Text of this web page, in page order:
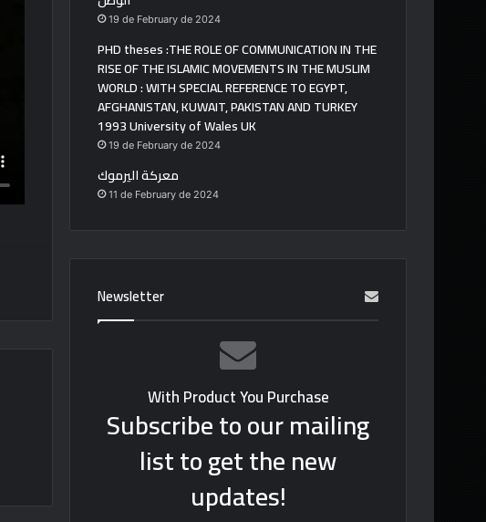
19 de February de 2024
PHD theses :THE ROLE OF COMMUNICATION IN THE
RISE OF THE ISLAMIC MOVEMENTS IN THE MUSLIM
WORLD : WITH SPECIAL REFERENCE TO EGYPT,
AFGHANISTAN, KUWAIT, PAKISTAN AND TURKEY
1993 University of Wales UK
19 de February de 2024
معركة اليرموك
11 de February de 2024
Newsletter
With Product You Purchase
Subscribe to our mailing
list to get the new
updates!